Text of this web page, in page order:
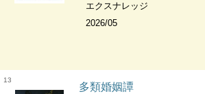
エクスナレッジ
2026/05
13
多類婚姻譚